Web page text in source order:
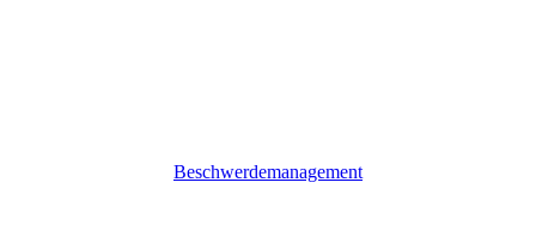
Beschwerdemanagement